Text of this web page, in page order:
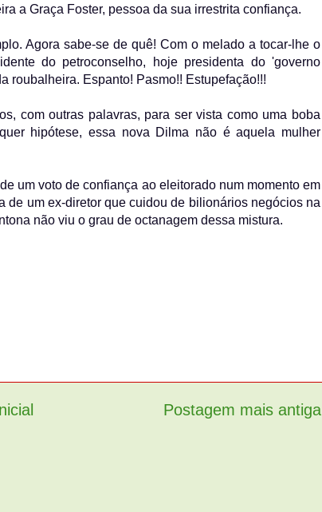
a Graça Foster, pessoa da sua irrestrita confiança.
Agora sabe-se de quê! Com o melado a tocar-lhe o
do petroconselho, hoje presidenta do 'governo
roubalheira. Espanto! Pasmo!! Estupefação!!!
com outras palavras, para ser vista como uma boba
hipótese, essa nova Dilma não é aquela mulher
um voto de confiança ao eleitorado num momento em
de um ex-diretor que cuidou de bilionários negócios na
não viu o grau de octanagem dessa mistura.
Postagem mais antiga